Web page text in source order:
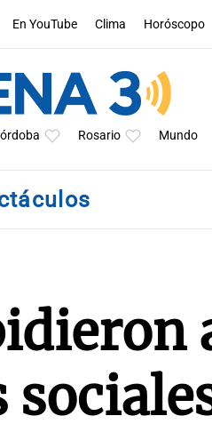
En YouTube Clima Horóscopo
Rosario Mundo